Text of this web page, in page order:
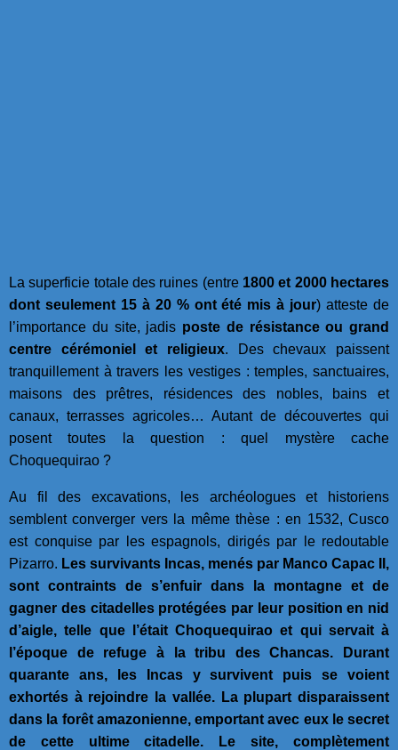
La superficie totale des ruines (entre 1800 et 2000 hectares
dont seulement 15 à 20 % ont été mis à jour) atteste de
l’importance du site, jadis poste de résistance ou grand
centre cérémoniel et religieux. Des chevaux paissent
tranquillement à travers les vestiges : temples, sanctuaires,
maisons des prêtres, résidences des nobles, bains et
canaux, terrasses agricoles… Autant de découvertes qui
posent toutes la question : quel mystère cache
Choquequirao ?
Au fil des excavations, les archéologues et historiens
semblent converger vers la même thèse : en 1532, Cusco
est conquise par les espagnols, dirigés par le redoutable
Pizarro. Les survivants Incas, menés par Manco Capac II,
sont contraints de s’enfuir dans la montagne et de
gagner des citadelles protégées par leur position en nid
d’aigle, telle que l’était Choquequirao et qui servait à
l’époque de refuge à la tribu des Chancas. Durant
quarante ans, les Incas y survivent puis se voient
exhortés à rejoindre la vallée. La plupart disparaissent
dans la forêt amazonienne, emportant avec eux le secret
de cette ultime citadelle. Le site, complètement